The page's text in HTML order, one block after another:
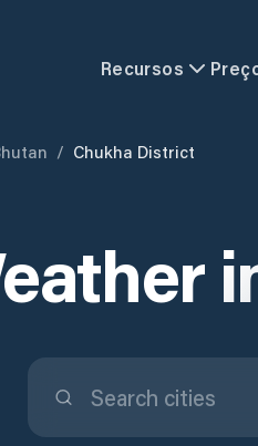
Recursos
/ Chukha District